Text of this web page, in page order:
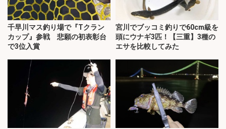
千早川マス釣り場で『Tクラン
カップ』参戦 悲願の初表彰台
で3位入賞
宮川でブッコミ釣りで60cm級を
頭にウナギ3匹！【三重】3種の
エサを比較してみた